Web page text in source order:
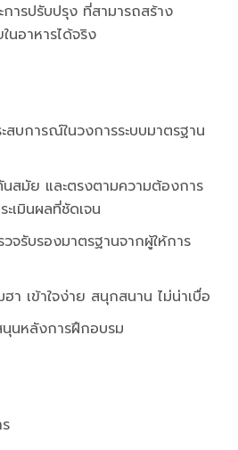
ารปรับปรุง ที่สามารถสร้าง
อาหารได้จริง
สบการณ์ในวงการระบบมาตรฐาน
นสมัย และตรงตามความต้องการ
เมินผลที่ชัดเจน
จรับรองมาตรฐานจากผู้ให้การ
า เข้าใจง่าย สนุกสนาน ไม่น่าเบื่อ
นุนหลังการฝึกอบรม